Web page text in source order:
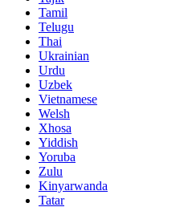
Tamil
Telugu
Thai
Ukrainian
Urdu
Uzbek
Vietnamese
Welsh
Xhosa
Yiddish
Yoruba
Zulu
Kinyarwanda
Tatar